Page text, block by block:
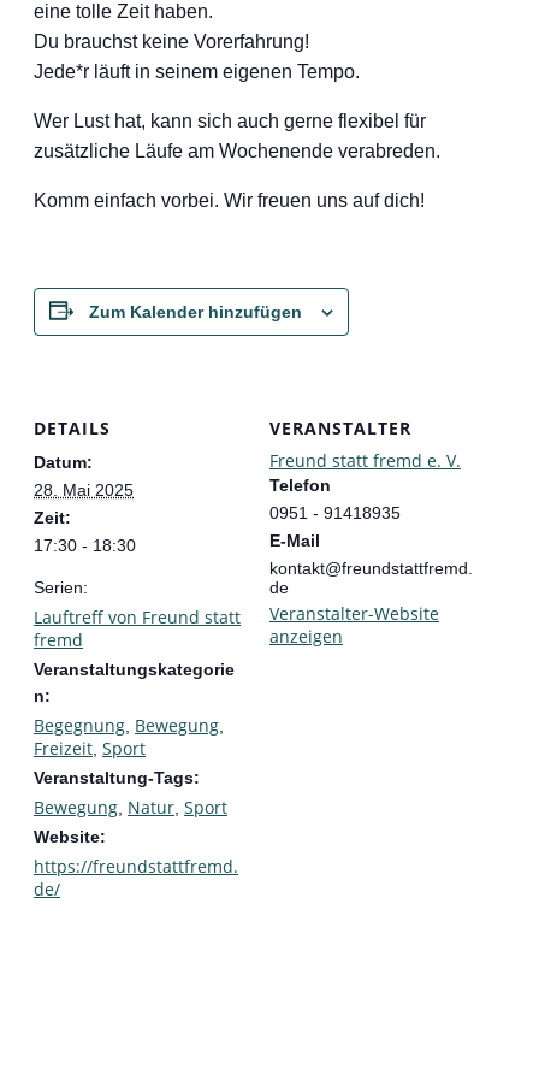
eine tolle Zeit haben.
Du brauchst keine Vorerfahrung!
Jede*r läuft in seinem eigenen Tempo.
Wer Lust hat, kann sich auch gerne flexibel für
zusätzliche Läufe am Wochenende verabreden.
Komm einfach vorbei. Wir freuen uns auf dich!
Zum Kalender hinzufügen
DETAILS
Datum:
28. Mai 2025
Zeit:
17:30 - 18:30
Serien:
Lauftreff von Freund statt
fremd
Veranstaltungskategorie
n:
Begegnung Bewegung
Freizeit Sport
Veranstaltung-Tags:
Bewegung Natur Sport
Website:
https://freundstattfremd.
de/
VERANSTALTER
Freund statt fremd e. V.
Telefon
0951 - 91418935
E-Mail
kontakt@freundstattfremd.
de
Veranstalter-Website
anzeigen